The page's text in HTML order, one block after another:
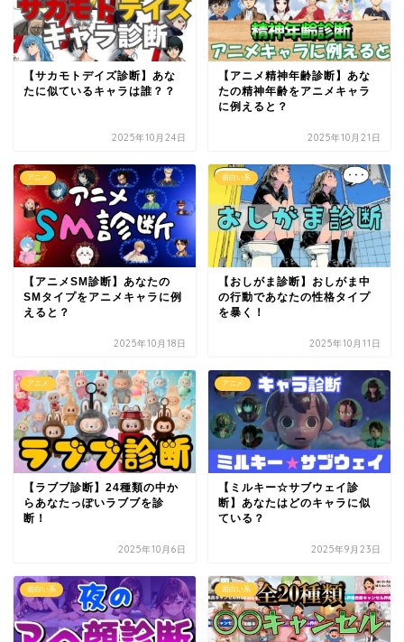
【サカモトデイズ診断】あな
たに似ているキャラは誰？？
2025年10月24日
【アニメ精神年齢診断】あな
たの精神年齢をアニメキャラ
に例えると？
2025年10月21日
アニメ
【アニメSM診断】あなたの
SMタイプをアニメキャラに例
えると？
2025年10月18日
面白い系
【おしがま診断】おしがま中
の行動であなたの性格タイプ
を暴く！
2025年10月11日
アニメ
【ラブブ診断】24種類の中か
らあなたっぽいラブブを診
断！
2025年10月6日
アニメ
【ミルキー☆サブウェイ診
断】あなたはどのキャラに似
ている？
2025年9月23日
面白い系 面白い系